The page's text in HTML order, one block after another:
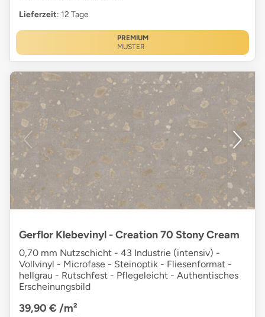
Lieferzeit: 12 Tage
PREMIUM
MUSTER
Gerflor Klebevinyl - Creation 70 Stony Cream
0,70 mm Nutzschicht - 43 Industrie (intensiv) -
Vollvinyl - Microfase - Steinoptik - Fliesenformat -
hellgrau - Rutschfest - Pflegeleicht - Authentisches
Erscheinungsbild
39,90 € /m²